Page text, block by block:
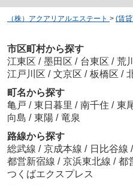
（株）アクアリアルエステート > (賃
市区町村から探す
江東区 / 墨田区 / 台東区 / 荒
江戸川区 / 文京区 / 板橋区 /
町名から探す
亀戸 / 東日暮里 / 南千住 / 東
向島 / 東陽 / 竜泉
路線から探す
総武線 / 京成本線 / 日比谷線 /
都営新宿線 / 京浜東北線 / 都
つくばエクスプレス